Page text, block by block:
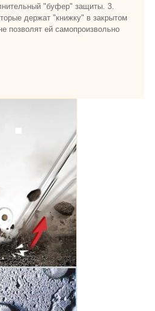
"буфер" защиты. 3.
держат "книжку" в закрытом
позволят ей самопроизвольно